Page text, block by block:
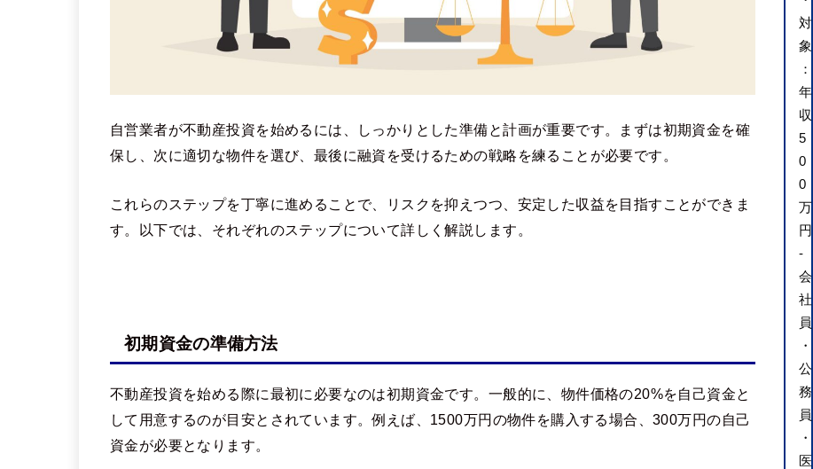
自営業者が不動産投資を始めるには、しっかりとした準備と計画が重要です。まずは初期資金を確
保し、次に適切な物件を選び、最後に融資を受けるための戦略を練ることが必要です。
これらのステップを丁寧に進めることで、リスクを抑えつつ、安定した収益を目指すことができま
す。以下では、それぞれのステップについて詳しく解説します。
初期資金の準備方法
不動産投資を始める際に最初に必要なのは初期資金です。一般的に、物件価格の20%を自己資金と
して用意するのが目安とされています。例えば、1500万円の物件を購入する場合、300万円の自己
資金が必要となります。
対
象
：
年
収
5
0
0
万
円
-
会
社
員
・
公
務
員
・
医